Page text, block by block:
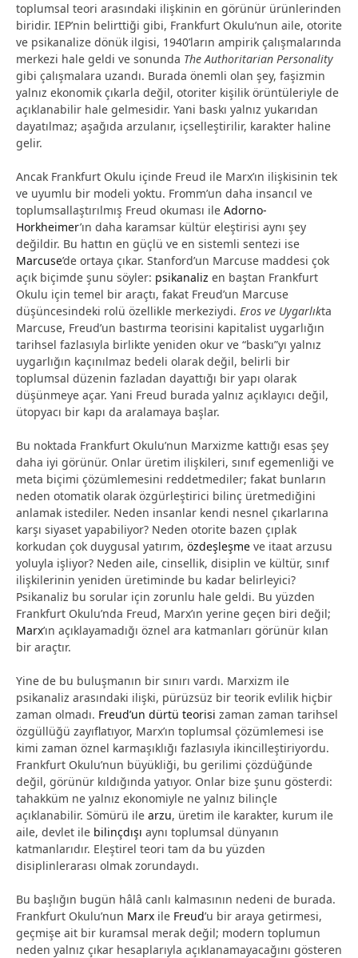
toplumsal teori arasındaki ilişkinin en görünür ürünlerinden
biridir. IEP’nin belirttiği gibi, Frankfurt Okulu’nun aile, otorite
ve psikanalize dönük ilgisi, 1940’ların ampirik çalışmalarında
merkezi hale geldi ve sonunda The Authoritarian Personality
gibi çalışmalara uzandı. Burada önemli olan şey, faşizmin
yalnız ekonomik çıkarla değil, otoriter kişilik örüntüleriyle de
açıklanabilir hale gelmesidir. Yani baskı yalnız yukarıdan
dayatılmaz; aşağıda arzulanır, içselleştirilir, karakter haline
gelir.
Ancak Frankfurt Okulu içinde Freud ile Marx’ın ilişkisinin tek
ve uyumlu bir modeli yoktu. Fromm’un daha insancıl ve
toplumsallaştırılmış Freud okuması ile Adorno-
Horkheimer’ın daha karamsar kültür eleştirisi aynı şey
değildir. Bu hattın en güçlü ve en sistemli sentezi ise
Marcuse’de ortaya çıkar. Stanford’un Marcuse maddesi çok
açık biçimde şunu söyler: psikanaliz en baştan Frankfurt
Okulu için temel bir araçtı, fakat Freud’un Marcuse
düşüncesindeki rolü özellikle merkeziydi. Eros ve Uygarlıkta
Marcuse, Freud’un bastırma teorisini kapitalist uygarlığın
tarihsel fazlasıyla birlikte yeniden okur ve “baskı”yı yalnız
uygarlığın kaçınılmaz bedeli olarak değil, belirli bir
toplumsal düzenin fazladan dayattığı bir yapı olarak
düşünmeye açar. Yani Freud burada yalnız açıklayıcı değil,
ütopyacı bir kapı da aralamaya başlar.
Bu noktada Frankfurt Okulu’nun Marxizme kattığı esas şey
daha iyi görünür. Onlar üretim ilişkileri, sınıf egemenliği ve
meta biçimi çözümlemesini reddetmediler; fakat bunların
neden otomatik olarak özgürleştirici bilinç üretmediğini
anlamak istediler. Neden insanlar kendi nesnel çıkarlarına
karşı siyaset yapabiliyor? Neden otorite bazen çıplak
korkudan çok duygusal yatırım, özdeşleşme ve itaat arzusu
yoluyla işliyor? Neden aile, cinsellik, disiplin ve kültür, sınıf
ilişkilerinin yeniden üretiminde bu kadar belirleyici?
Psikanaliz bu sorular için zorunlu hale geldi. Bu yüzden
Frankfurt Okulu’nda Freud, Marx’ın yerine geçen biri değil;
Marx’ın açıklayamadığı öznel ara katmanları görünür kılan
bir araçtır.
Yine de bu buluşmanın bir sınırı vardı. Marxizm ile
psikanaliz arasındaki ilişki, pürüzsüz bir teorik evlilik hiçbir
zaman olmadı. Freud’un dürtü teorisi zaman zaman tarihsel
özgüllüğü zayıflatıyor, Marx’ın toplumsal çözümlemesi ise
kimi zaman öznel karmaşıklığı fazlasıyla ikincilleştiriyordu.
Frankfurt Okulu’nun büyükliği, bu gerilimi çözdüğünde
değil, görünür kıldığında yatıyor. Onlar bize şunu gösterdi:
tahakküm ne yalnız ekonomiyle ne yalnız bilinçle
açıklanabilir. Sömürü ile arzu, üretim ile karakter, kurum ile
aile, devlet ile bilinçdışı aynı toplumsal dünyanın
katmanlarıdır. Eleştirel teori tam da bu yüzden
disiplinlerarası olmak zorundaydı.
Bu başlığın bugün hâlâ canlı kalmasının nedeni de burada.
Frankfurt Okulu’nun Marx ile Freud’u bir araya getirmesi,
geçmişe ait bir kuramsal merak değil; modern toplumun
neden yalnız çıkar hesaplarıyla açıklanamayacağını gösteren